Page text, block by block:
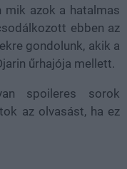
mik azok a hatalmas
ebben az
gondolunk, akik a
űrhajója mellett.
spoileres sorok
az olvasást, ha ez